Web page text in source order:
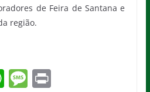
de Feira de Santana e
região.
W M Pr